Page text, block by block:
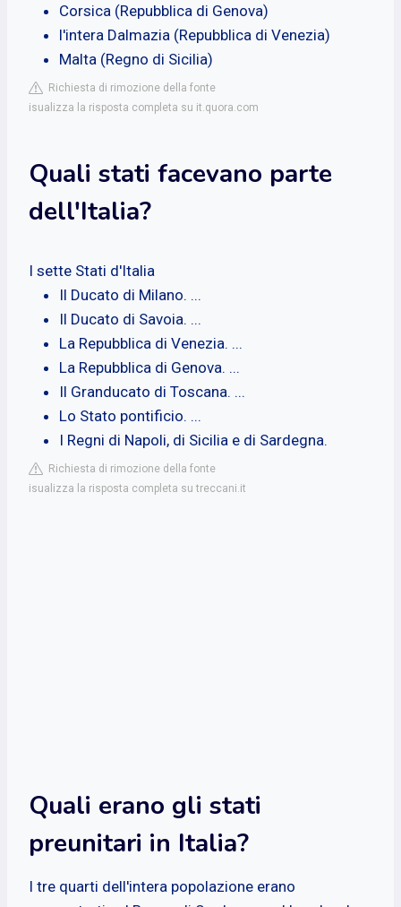
Corsica (Repubblica di Genova)
l'intera Dalmazia (Repubblica di Venezia)
Malta (Regno di Sicilia)
Richiesta di rimozione della fonte
isualizza la risposta completa su it.quora.com
Quali stati facevano parte
dell'Italia?
I sette Stati d'Italia
Il Ducato di Milano. ...
Il Ducato di Savoia. ...
La Repubblica di Venezia. ...
La Repubblica di Genova. ...
Il Granducato di Toscana. ...
Lo Stato pontificio. ...
I Regni di Napoli, di Sicilia e di Sardegna.
Richiesta di rimozione della fonte
isualizza la risposta completa su treccani.it
Quali erano gli stati
preunitari in Italia?
I tre quarti dell'intera popolazione erano